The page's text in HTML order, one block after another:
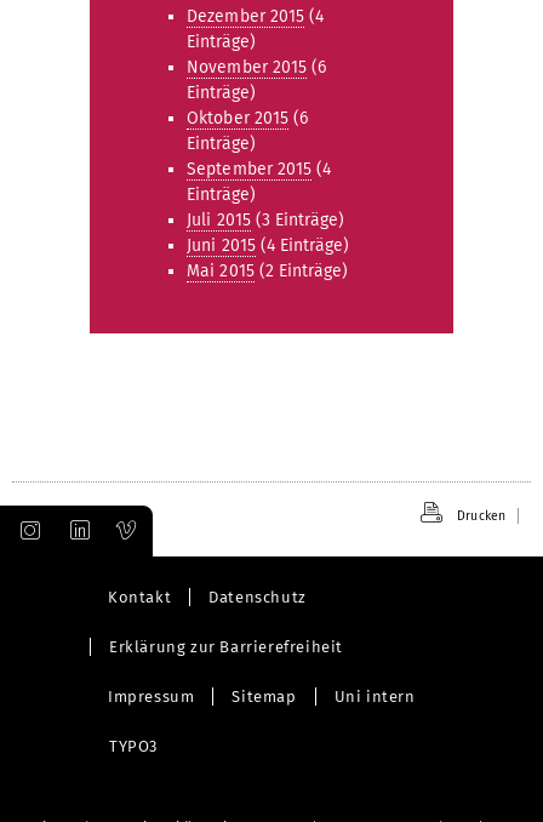
Dezember 2015 (4
Einträge)
November 2015 (6
Einträge)
Oktober 2015 (6
Einträge)
September 2015 (4
Einträge)
Juli 2015(3 Einträge)
Juni 2015(4 Einträge)
Mai 2015(2 Einträge)
Drucken
Kontakt Datenschutz
Erklärung zur Barrierefreiheit
Impressum Sitemap Uni intern
TYPO3